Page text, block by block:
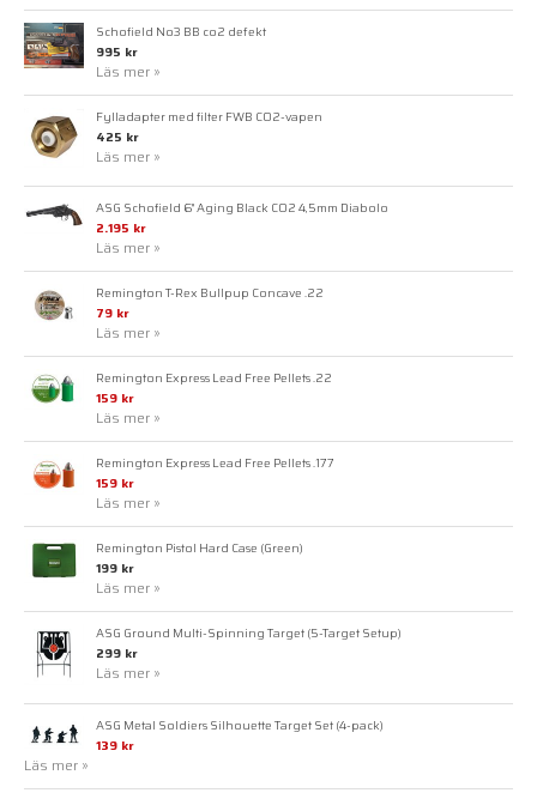
Schofield No3 BB co2 defekt
995 kr
Läs mer »
Fylladapter med filter FWB CO2-vapen
425 kr
Läs mer »
ASG Schofield 6" Aging Black CO2 4,5mm Diabolo
2.195 kr
Läs mer »
Remington T-Rex Bullpup Concave .22
79 kr
Läs mer »
Remington Express Lead Free Pellets .22
159 kr
Läs mer »
Remington Express Lead Free Pellets .177
159 kr
Läs mer »
Remington Pistol Hard Case (Green)
199 kr
Läs mer »
ASG Ground Multi-Spinning Target (5-Target Setup)
299 kr
Läs mer »
ASG Metal Soldiers Silhouette Target Set (4-pack)
139 kr
Läs mer »